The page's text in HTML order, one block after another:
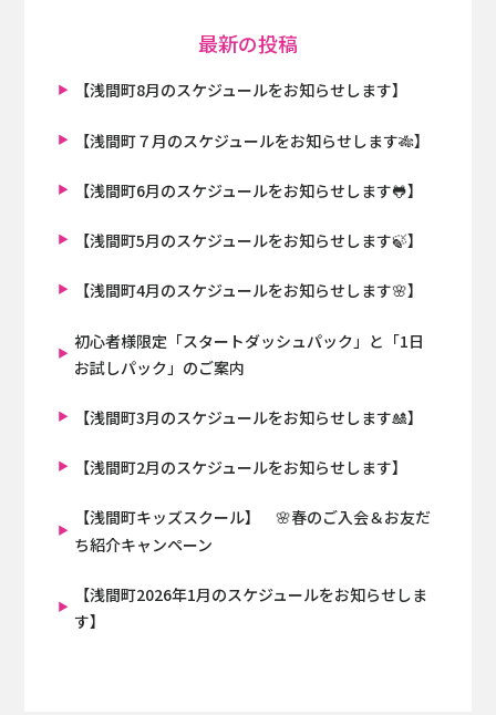
最新の投稿
【浅間町8月のスケジュールをお知らせします】
【浅間町７月のスケジュールをお知らせします🎋】
【浅間町6月のスケジュールをお知らせします🐸】
【浅間町5月のスケジュールをお知らせします🍃】
【浅間町4月のスケジュールをお知らせします🌸】
初心者様限定「スタートダッシュパック」と「1日
お試しパック」のご案内
【浅間町3月のスケジュールをお知らせします🎎】
【浅間町2月のスケジュールをお知らせします】
【浅間町キッズスクール】 🌸春のご入会＆お友だ
ち紹介キャンペーン
【浅間町2026年1月のスケジュールをお知らせしま
す】